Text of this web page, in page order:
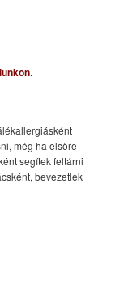
.
még ha elsőre
segítek feltárni
bevezetlek